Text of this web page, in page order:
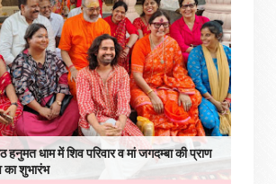
हनुमत धाम में शिव परिवार व मां जगदम्बा की प्राण
का शुभारंभ